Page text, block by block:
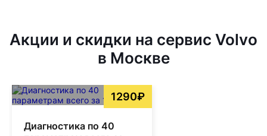
Акции и скидки на сервис Volvo
в Москве
1290₽
Диагностика по 40